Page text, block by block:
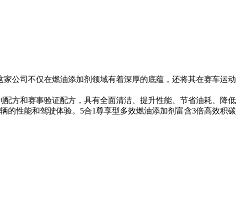
司不仅在燃油添加剂领域有着深厚的底蕴，还将其在赛车运动
方和赛事验证配方，具有全面清洁、提升性能、节省油耗、降低
的性能和驾驶体验。5合1尊享型多效燃油添加剂富含3倍高效积碳